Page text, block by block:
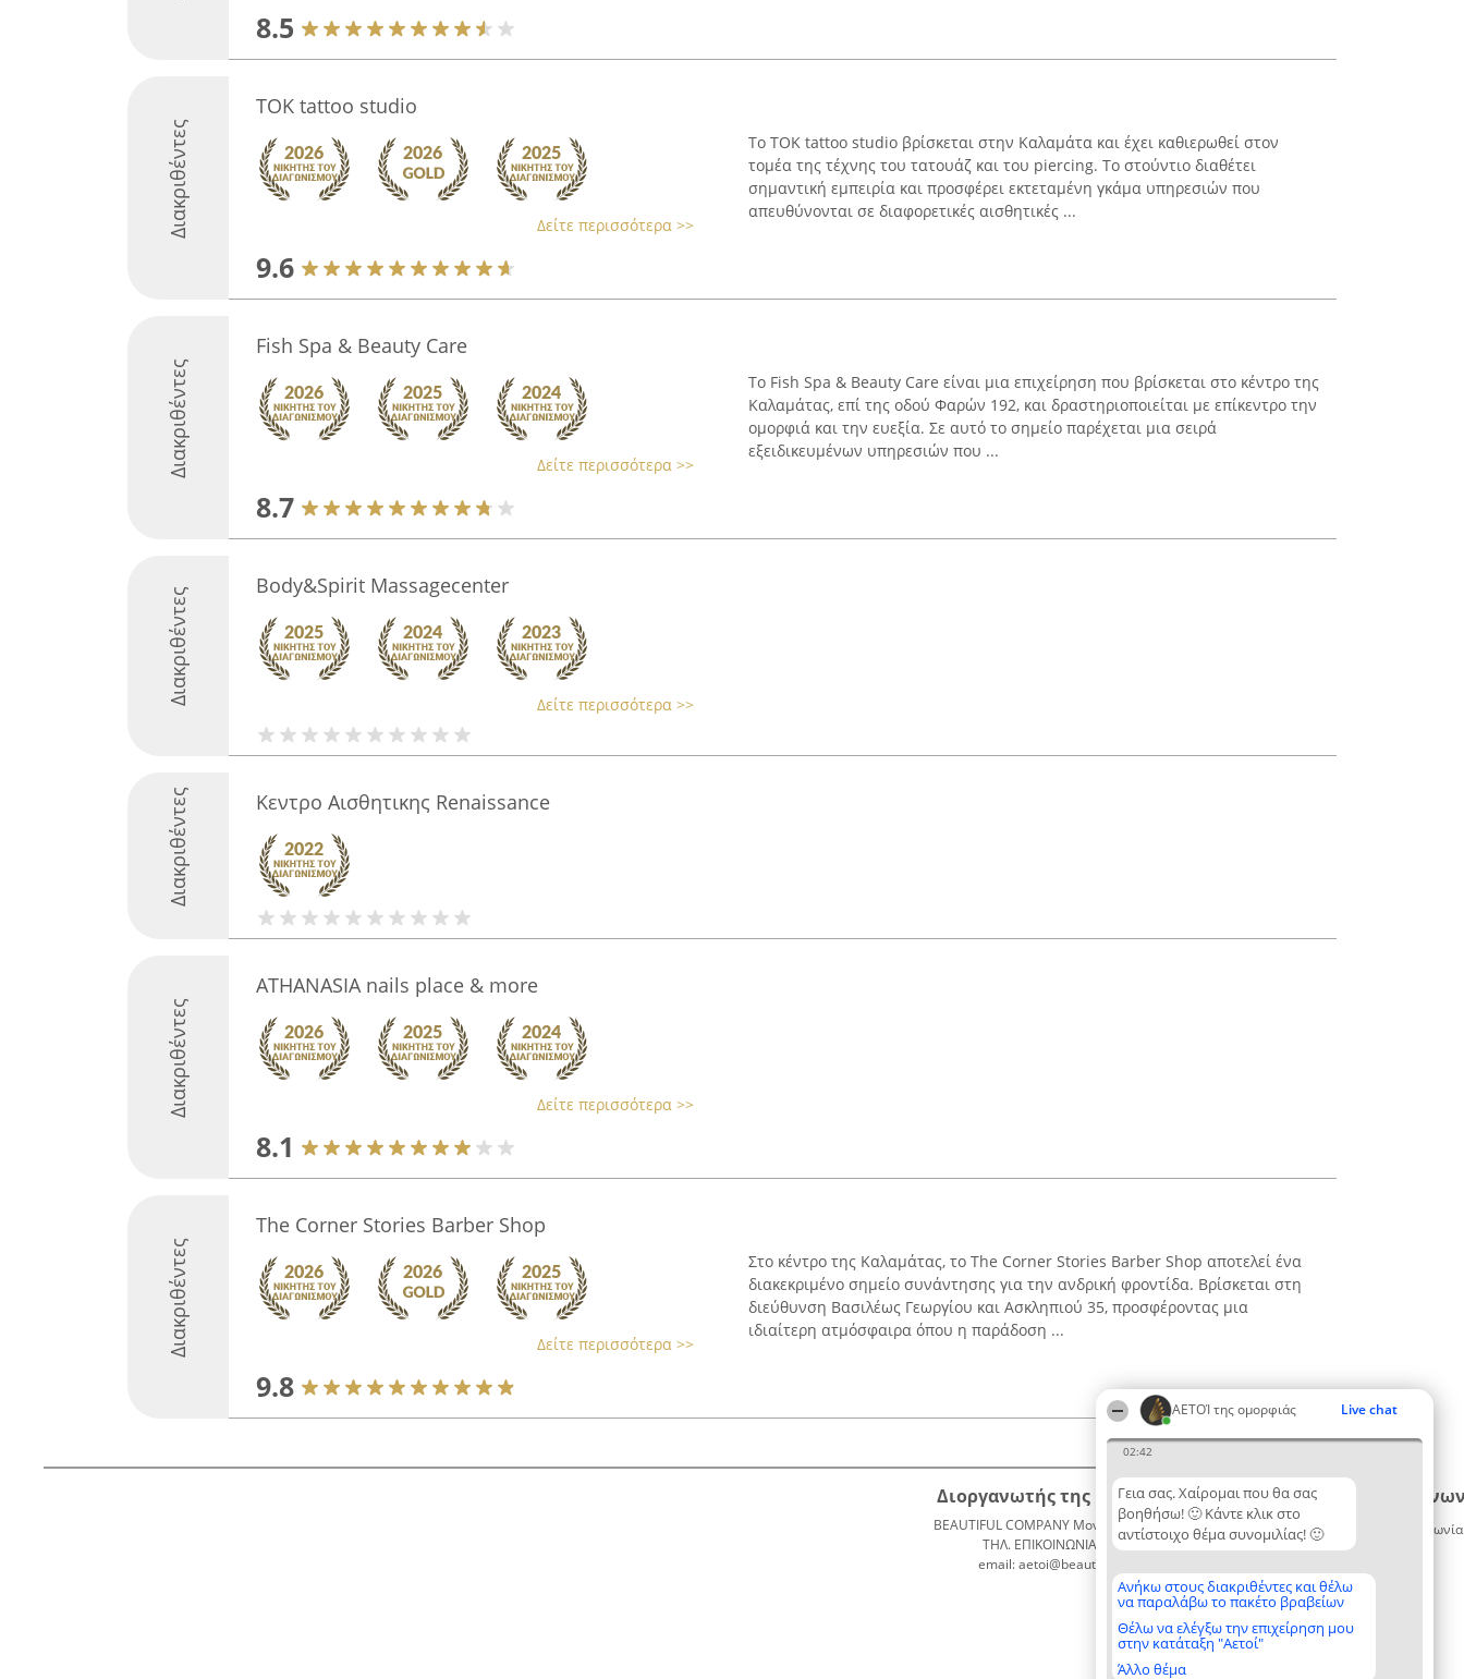
ΑΕΤΟΊ της ομορφιάς Live chat
02:42
Γεια σας. Χαίρομαι που θα σας
βοηθήσω! 🙂 Κάντε κλικ στο
αντίστοιχο θέμα συνομιλίας! 🙂
Ανήκω στους διακριθέντες και θέλω
να παραλάβω το πακέτο βραβείων
Θέλω να ελέγξω την επιχείρηση μου
στην κατάταξη "Αετοί"
Άλλο θέμα
8.5
Διακριθέντες
TOK tattoo studio
Δείτε περισσότερα >>
9.6
Το TOK tattoo studio βρίσκεται στην Καλαμάτα και έχει καθιερωθεί στον
τομέα της τέχνης του τατουάζ και του piercing. Το στούντιο διαθέτει
σημαντική εμπειρία και προσφέρει εκτεταμένη γκάμα υπηρεσιών που
απευθύνονται σε διαφορετικές αισθητικές ...
Διακριθέντες
Fish Spa & Beauty Care
Δείτε περισσότερα >>
8.7
Το Fish Spa & Beauty Care είναι μια επιχείρηση που βρίσκεται στο κέντρο της
Καλαμάτας, επί της οδού Φαρών 192, και δραστηριοποιείται με επίκεντρο την
ομορφιά και την ευεξία. Σε αυτό το σημείο παρέχεται μια σειρά
εξειδικευμένων υπηρεσιών που ...
Διακριθέντες
Body&Spirit Massagecenter
Δείτε περισσότερα >>
Διακριθέντες Κεντρο Αισθητικης Renaissance
Διακριθέντες
ATHANASIA nails place & more
Δείτε περισσότερα >>
8.1
Διακριθέντες
The Corner Stories Barber Shop
Δείτε περισσότερα >>
9.8
Στο κέντρο της Καλαμάτας, το The Corner Stories Barber Shop αποτελεί ένα
διακεκριμένο σημείο συνάντησης για την ανδρική φροντίδα. Βρίσκεται στη
διεύθυνση Βασιλέως Γεωργίου και Ασκληπιού 35, προσφέροντας μια
ιδιαίτερη ατμόσφαιρα όπου η παράδοση ...
Διοργανωτής της κατάταξης
BEAUTIFUL COMPANY Μονοπρόσωπη ΙΚΕ
ΤΗΛ. ΕΠΙΚΟΙΝΩΝΙΑΣ: 2104128019
email: aetoi@beautifulcompany.co
Κατάταξη
Διακριθέντες
Λίστα
διακριθέντων
Μεθοδολογία
Όροι &
προϋποθέσεις
Επικοινωνία